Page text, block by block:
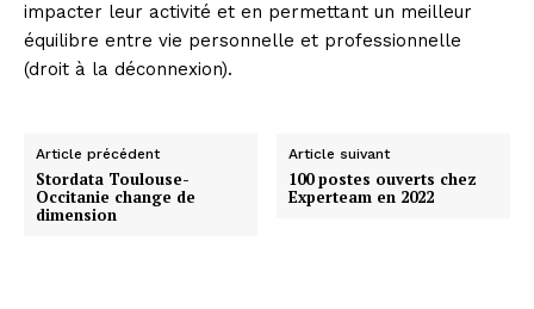
impacter leur activité et en permettant un meilleur
équilibre entre vie personnelle et professionnelle
(droit à la déconnexion).
Article précédent
Stordata Toulouse-
Occitanie change de
dimension
Article suivant
100 postes ouverts chez
Experteam en 2022